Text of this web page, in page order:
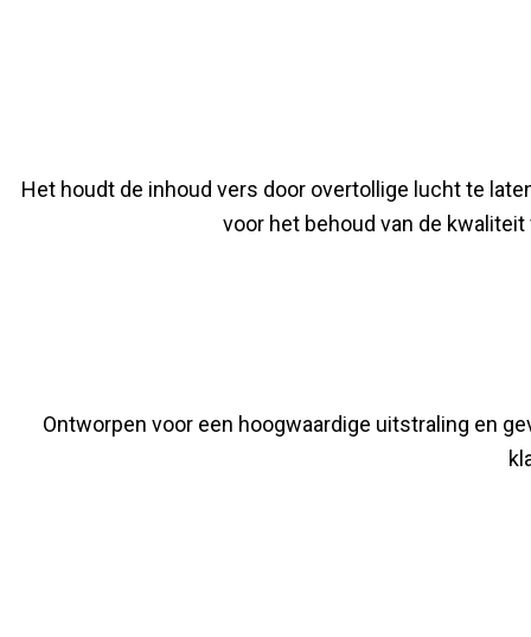
Het houdt de inhoud vers door overtollige lucht te
voor het behoud van de
Ontworpen voor een hoogwaardige uitstraling en